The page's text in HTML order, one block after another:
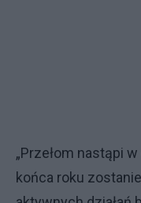
„Przełom nastąpi
końca roku